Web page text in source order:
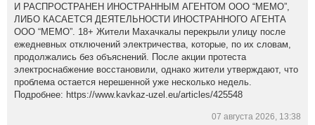
И РАСПРОСТРАНЕН ИНОСТРАННЫМ АГЕНТОМ ООО “МЕМО”,
ЛИБО КАСАЕТСЯ ДЕЯТЕЛЬНОСТИ ИНОСТРАННОГО АГЕНТА
ООО “МЕМО”. 18+ Жители Махачкалы перекрыли улицу после
ежедневных отключений электричества, которые, по их словам,
продолжались без объяснений. После акции протеста
электроснабжение восстановили, однако жители утверждают, что
проблема остается нерешенной уже несколько недель.
Подробнее: https://www.kavkaz-uzel.eu/articles/425548
07 августа 2026, 13:38